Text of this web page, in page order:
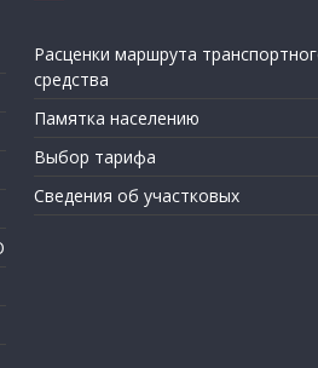
Расценки маршрута
средства
Памятка населению
Выбор тарифа
Сведения об участковых